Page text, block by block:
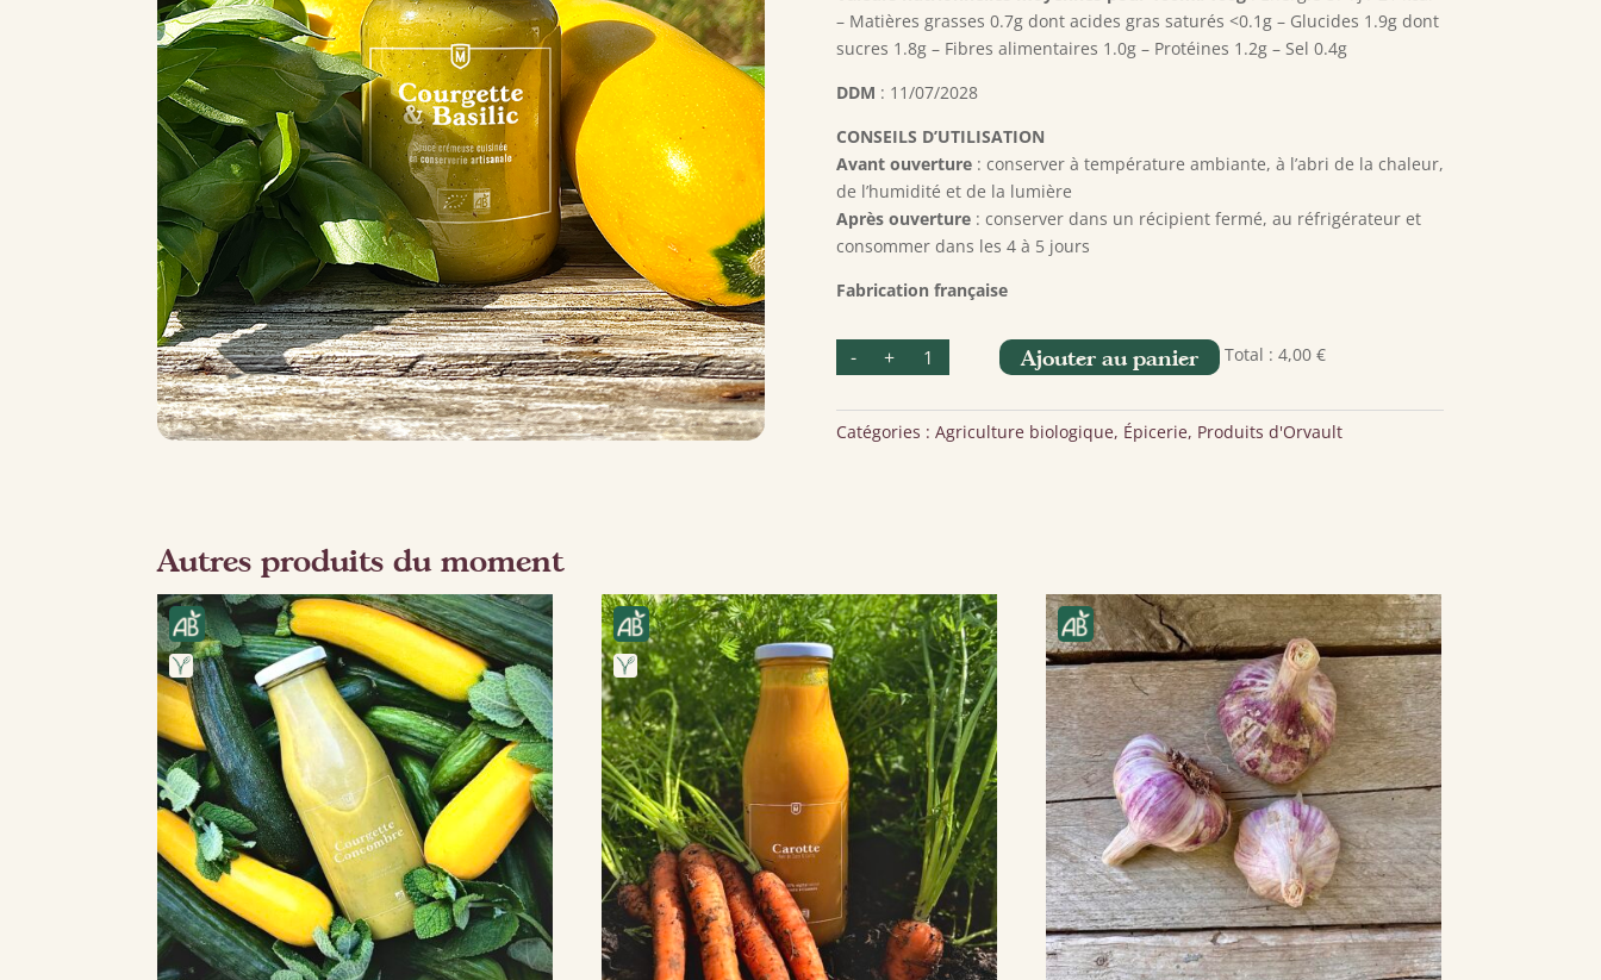
– Matières grasses 0.7g dont acides gras saturés <0.1g – Glucides 1.9g dont
sucres 1.8g – Fibres alimentaires 1.0g – Protéines 1.2g – Sel 0.4g
DDM : 11/07/2028
CONSEILS D’UTILISATION
Avant ouverture: conserver à température ambiante, à l’abri de la chaleur,
de l’humidité et de la lumière
Après ouverture: conserver dans un récipient fermé, au réfrigérateur et
consommer dans les 4 à 5 jours
Fabrication française
- quantité
de
Sauce
&
Basilic
+ Ajouter au panier Total : 4,00 €
Catégories : Agriculture biologique, Épicerie, Produits d'Orvault
Autres produits du moment